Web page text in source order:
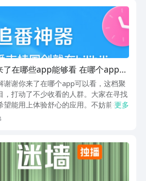
了在哪些app能够看 在哪个app可
精选
谢谢你来了在哪个app可以看，这档聚
，打动了不少收看的人群。大家在寻找
望能用上体验舒心的应用。不妨前往豌
它是行业内排名第一名的应用商店，
更多